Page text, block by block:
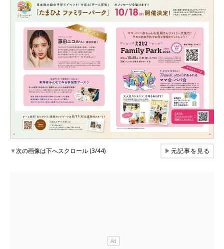
▼次の画像は下へスクロール (3/44) ▶元記事を見る